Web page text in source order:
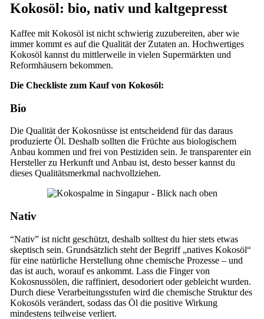
Kokosöl: bio, nativ und kaltgepresst
Kaffee mit Kokosöl ist nicht schwierig zuzubereiten, aber wie
immer kommt es auf die Qualität der Zutaten an. Hochwertiges
Kokosöl kannst du mittlerweile in vielen Supermärkten und
Reformhäusern bekommen.
Die Checkliste zum Kauf von Kokosöl:
Bio
Die Qualität der Kokosnüsse ist entscheidend für das daraus
produzierte Öl. Deshalb sollten die Früchte aus biologischem
Anbau kommen und frei von Pestiziden sein. Je transparenter ein
Hersteller zu Herkunft und Anbau ist, desto besser kannst du
dieses Qualitätsmerkmal nachvollziehen.
Nativ
“Nativ” ist nicht geschützt, deshalb solltest du hier stets etwas
skeptisch sein. Grundsätzlich steht der Begriff „natives Kokosöl“
für eine natürliche Herstellung ohne chemische Prozesse – und
das ist auch, worauf es ankommt. Lass die Finger von
Kokosnussölen, die raffiniert, desodoriert oder gebleicht wurden.
Durch diese Verarbeitungsstufen wird die chemische Struktur des
Kokosöls verändert, sodass das Öl die positive Wirkung
mindestens teilweise verliert.